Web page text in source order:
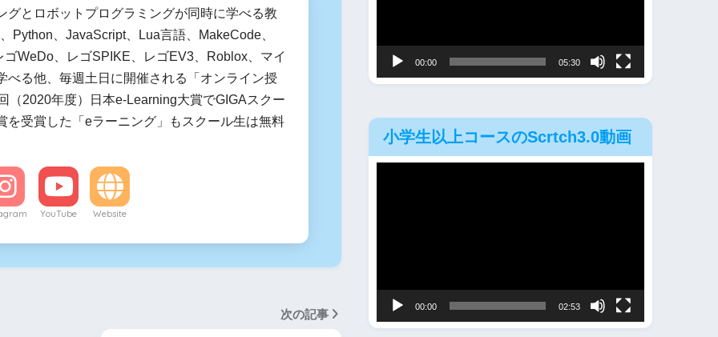
グとロボットプログラミングが同時に学べる教
Python、JavaScript、Lua言語、MakeCode、
ゴWeDo、レゴSPIKE、レゴEV3、Roblox、マイ
べる他、毎週土日に開催される「オンライン授
（2020年度）日本e-Learning大賞でGIGAスクー
を受賞した「eラーニング」もスクール生は無料
YouTube Website
次の記事
ヤ
00:00 05:30
小学生以上コースのScrtch3.0動画
ヤ
00:00 02:53